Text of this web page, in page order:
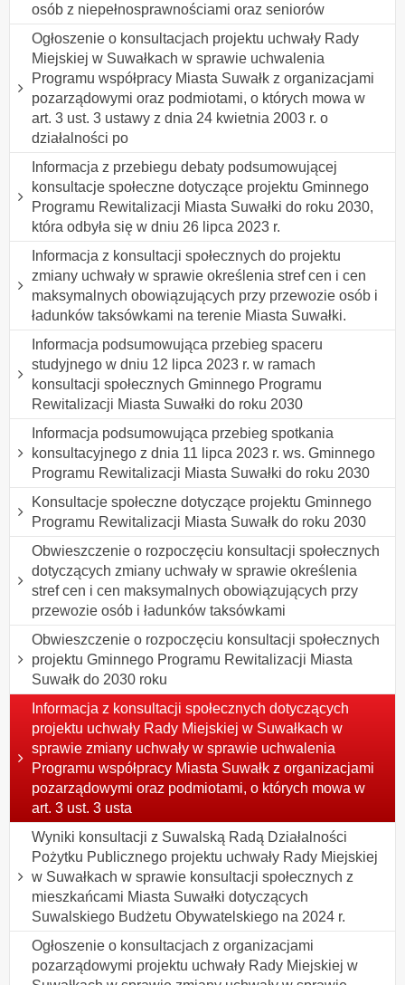
osób z niepełnosprawnościami oraz seniorów
Ogłoszenie o konsultacjach projektu uchwały Rady
Miejskiej w Suwałkach w sprawie uchwalenia
Programu współpracy Miasta Suwałk z organizacjami
pozarządowymi oraz podmiotami, o których mowa w
art. 3 ust. 3 ustawy z dnia 24 kwietnia 2003 r. o
działalności po
Informacja z przebiegu debaty podsumowującej
konsultacje społeczne dotyczące projektu Gminnego
Programu Rewitalizacji Miasta Suwałki do roku 2030,
która odbyła się w dniu 26 lipca 2023 r.
Informacja z konsultacji społecznych do projektu
zmiany uchwały w sprawie określenia stref cen i cen
maksymalnych obowiązujących przy przewozie osób i
ładunków taksówkami na terenie Miasta Suwałki.
Informacja podsumowująca przebieg spaceru
studyjnego w dniu 12 lipca 2023 r. w ramach
konsultacji społecznych Gminnego Programu
Rewitalizacji Miasta Suwałki do roku 2030
Informacja podsumowująca przebieg spotkania
konsultacyjnego z dnia 11 lipca 2023 r. ws. Gminnego
Programu Rewitalizacji Miasta Suwałki do roku 2030
Konsultacje społeczne dotyczące projektu Gminnego
Programu Rewitalizacji Miasta Suwałk do roku 2030
Obwieszczenie o rozpoczęciu konsultacji społecznych
dotyczących zmiany uchwały w sprawie określenia
stref cen i cen maksymalnych obowiązujących przy
przewozie osób i ładunków taksówkami
Obwieszczenie o rozpoczęciu konsultacji społecznych
projektu Gminnego Programu Rewitalizacji Miasta
Suwałk do 2030 roku
Informacja z konsultacji społecznych dotyczących
projektu uchwały Rady Miejskiej w Suwałkach w
sprawie zmiany uchwały w sprawie uchwalenia
Programu współpracy Miasta Suwałk z organizacjami
pozarządowymi oraz podmiotami, o których mowa w
art. 3 ust. 3 usta
Wyniki konsultacji z Suwalską Radą Działalności
Pożytku Publicznego projektu uchwały Rady Miejskiej
w Suwałkach w sprawie konsultacji społecznych z
mieszkańcami Miasta Suwałki dotyczących
Suwalskiego Budżetu Obywatelskiego na 2024 r.
Ogłoszenie o konsultacjach z organizacjami
pozarządowymi projektu uchwały Rady Miejskiej w